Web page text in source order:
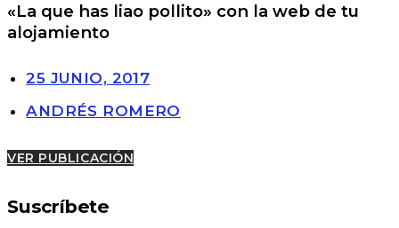
«La que has liao pollito» con la web de tu
alojamiento
25 JUNIO, 2017
ANDRÉS ROMERO
VER PUBLICACIÓN
Suscríbete